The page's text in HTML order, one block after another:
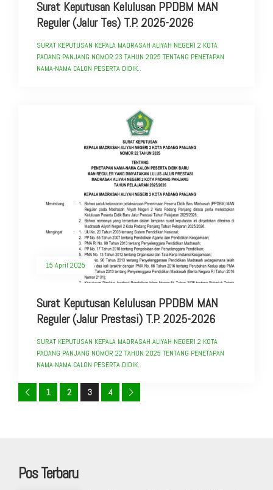
Surat Keputusan Kelulusan PPDBM MAN
Reguler (Jalur Tes) T.P. 2025-2026
SURAT KEPUTUSAN KEPALA MADRASAH ALIYAH NEGERI 2 KOTA
PADANG PANJANG NOMOR 23 TAHUN 2025 TENTANG PENETAPAN
NAMA-NAMA CALON PESERTA DIDIK..
15 April 2025
Surat Keputusan Kelulusan PPDBM MAN
Reguler (Jalur Prestasi) T.P. 2025-2026
SURAT KEPUTUSAN KEPALA MADRASAH ALIYAH NEGERI 2 KOTA
PADANG PANJANG NOMOR 22 TAHUN 2025 TENTANG PENETAPAN
NAMA-NAMA CALON PESERTA DIDIK..
1 2 3 4
Pos Terbaru